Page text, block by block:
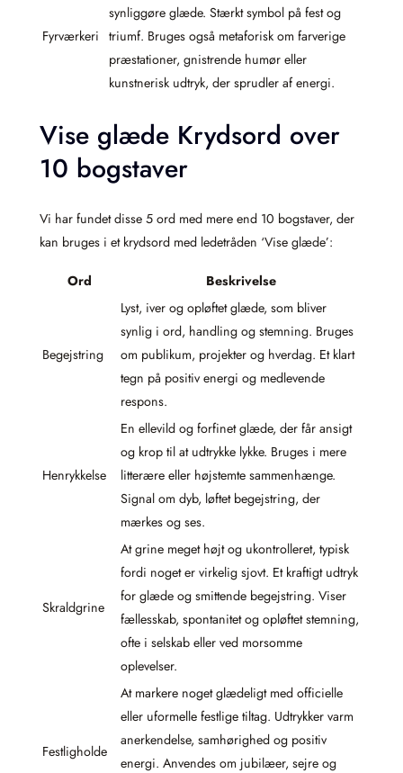
Fyrværkeri
synliggøre glæde. Stærkt symbol på fest og
triumf. Bruges også metaforisk om farverige
præstationer, gnistrende humør eller
kunstnerisk udtryk, der sprudler af energi.
Vise glæde Krydsord over
10 bogstaver
Vi har fundet disse 5 ord med mere end 10 bogstaver, der
kan bruges i et krydsord med ledetråden ‘Vise glæde’:
Ord Beskrivelse
Begejstring
Lyst, iver og opløftet glæde, som bliver
synlig i ord, handling og stemning. Bruges
om publikum, projekter og hverdag. Et klart
tegn på positiv energi og medlevende
respons.
Henrykkelse
En ellevild og forfinet glæde, der får ansigt
og krop til at udtrykke lykke. Bruges i mere
litterære eller højstemte sammenhænge.
Signal om dyb, løftet begejstring, der
mærkes og ses.
Skraldgrine
At grine meget højt og ukontrolleret, typisk
fordi noget er virkelig sjovt. Et kraftigt udtryk
for glæde og smittende begejstring. Viser
fællesskab, spontanitet og opløftet stemning,
ofte i selskab eller ved morsomme
oplevelser.
Festligholde
At markere noget glædeligt med officielle
eller uformelle festlige tiltag. Udtrykker varm
anerkendelse, samhørighed og positiv
energi. Anvendes om jubilæer, sejre og